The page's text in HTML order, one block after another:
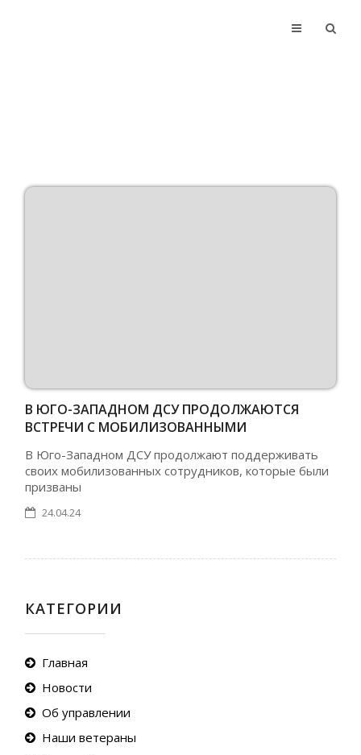
В ЮГО-ЗАПАДНОМ ДСУ ПРОДОЛЖАЮТСЯ
ВСТРЕЧИ С МОБИЛИЗОВАННЫМИ
В Юго-Западном ДСУ продолжают поддерживать
своих мобилизованных сотрудников, которые были
призваны
24.04.24
КАТЕГОРИИ
Главная
Новости
Об управлении
Наши ветераны